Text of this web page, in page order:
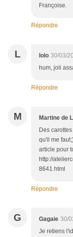
Françoise.
Répondre
L lolo 30/03/
hum, joli
Répondre
M Martine de
Des
qu'il me
article pour
http://
8641.html
Répondre
G Gagaie 30/
Je retiens